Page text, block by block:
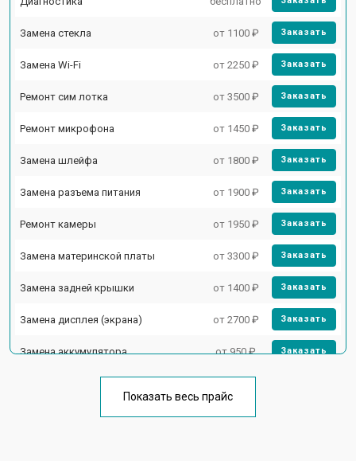
Замена стекла от 1100 ₽ Заказать
Замена Wi-Fi от 2250 ₽ Заказать
Ремонт сим лотка от 3500 ₽ Заказать
Ремонт микрофона от 1450 ₽ Заказать
Замена шлейфа от 1800 ₽ Заказать
Замена разъема питания от 1900 ₽ Заказать
Ремонт камеры от 1950 ₽ Заказать
Замена материнской платы от 3300 ₽ Заказать
Замена задней крышки от 1400 ₽ Заказать
Замена дисплея (экрана) от 2700 ₽ Заказать
Замена аккумулятора от 950 ₽ Заказать
Ремонт цепи питания от 3200 ₽
Показать весь прайс